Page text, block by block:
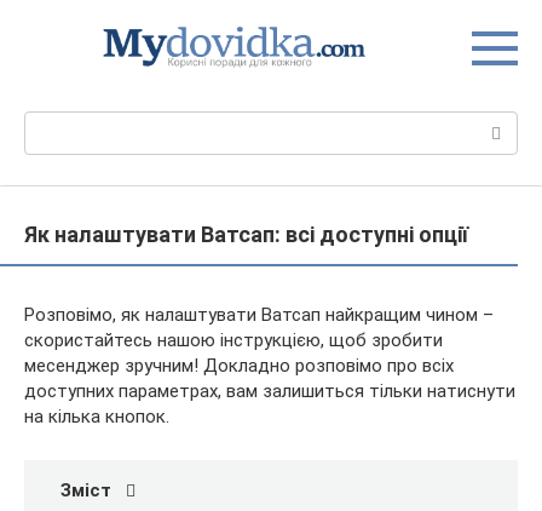
Як налаштувати Ватсап: всі доступні опції
Розповімо, як налаштувати Ватсап найкращим чином –
скористайтесь нашою інструкцією, щоб зробити
месенджер зручним! Докладно розповімо про всіх
доступних параметрах, вам залишиться тільки натиснути
на кілька кнопок.
Зміст